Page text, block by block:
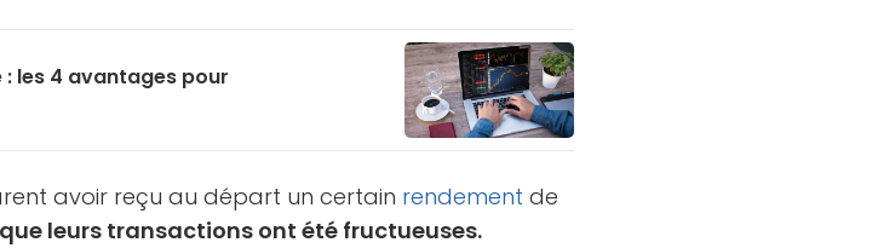
les 4 avantages pour
avoir reçu au départ un certain rendement de
leurs transactions ont été fructueuses.